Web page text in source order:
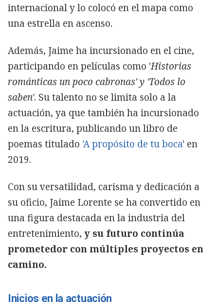
internacional y lo colocó en el mapa como
una estrella en ascenso.
Además, Jaime ha incursionado en el cine,
participando en películas como 'Historias
románticas un poco cabronas' y 'Todos lo
saben'. Su talento no se limita solo a la
actuación, ya que también ha incursionado
en la escritura, publicando un libro de
poemas titulado 'A propósito de tu boca' en
2019.
Con su versatilidad, carisma y dedicación a
su oficio, Jaime Lorente se ha convertido en
una figura destacada en la industria del
entretenimiento, y su futuro continúa
prometedor con múltiples proyectos en
camino.
Inicios en la actuación